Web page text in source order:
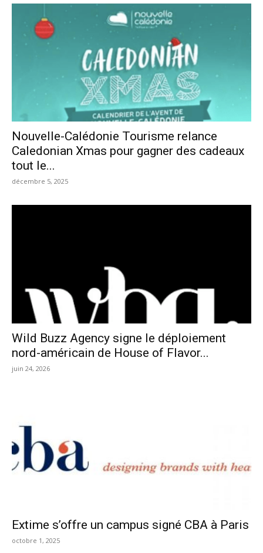
Nouvelle-Calédonie Tourisme relance
Caledonian Xmas pour gagner des cadeaux
tout le...
décembre 5, 2025
Wild Buzz Agency signe le déploiement
nord-américain de House of Flavor...
juin 24, 2026
Extime s’offre un campus signé CBA à Paris
octobre 1, 2025